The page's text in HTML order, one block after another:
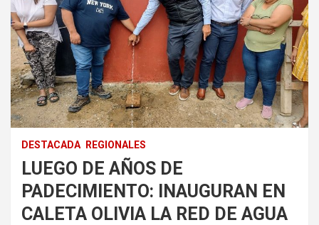
DESTACADA REGIONALES
LUEGO DE AÑOS DE
PADECIMIENTO: INAUGURAN EN
CALETA OLIVIA LA RED DE AGUA